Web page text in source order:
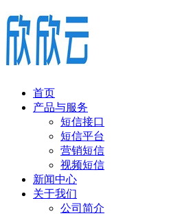
首页
产品与服务
短信接口
短信平台
营销短信
视频短信
新闻中心
关于我们
公司简介